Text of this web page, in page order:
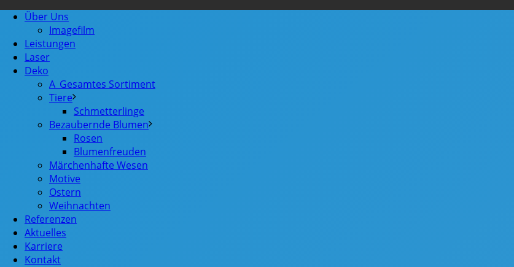
Über Uns
Imagefilm
Leistungen
Laser
Deko
A_Gesamtes Sortiment
Tiere
Schmetterlinge
Bezaubernde Blumen
Rosen
Blumenfreuden
Märchenhafte Wesen
Motive
Ostern
Weihnachten
Referenzen
Aktuelles
Karriere
Kontakt